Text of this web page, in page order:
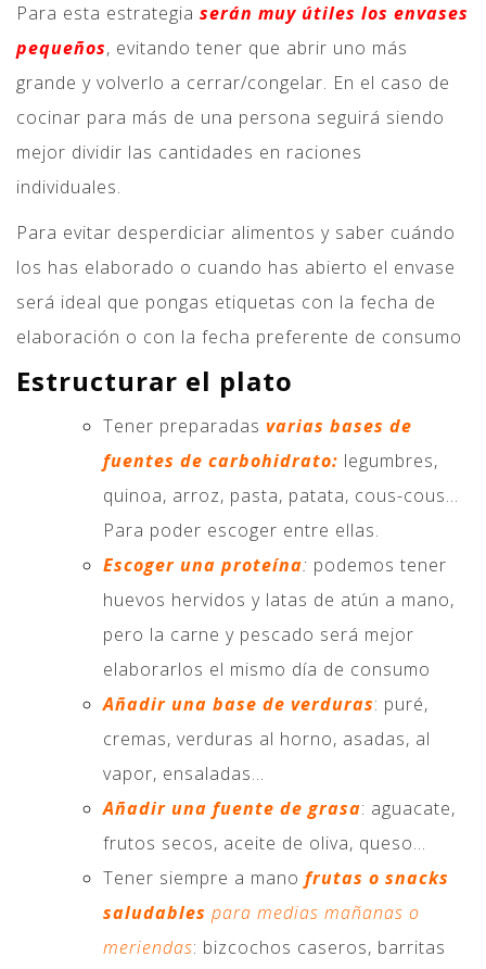
Para esta estrategia serán muy útiles los envases
pequeños, evitando tener que abrir uno más
grande y volverlo a cerrar/congelar. En el caso de
cocinar para más de una persona seguirá siendo
mejor dividir las cantidades en raciones
individuales.
Para evitar desperdiciar alimentos y saber cuándo
los has elaborado o cuando has abierto el envase
será ideal que pongas etiquetas con la fecha de
elaboración o con la fecha preferente de consumo
Estructurar el plato
Tener preparadas varias bases de
fuentes de carbohidrato: legumbres,
quinoa, arroz, pasta, patata, cous-cous…
Para poder escoger entre ellas.
Escoger una proteína: podemos tener
huevos hervidos y latas de atún a mano,
pero la carne y pescado será mejor
elaborarlos el mismo día de consumo
Añadir una base de verduras: puré,
cremas, verduras al horno, asadas, al
vapor, ensaladas…
Añadir una fuente de grasa: aguacate,
frutos secos, aceite de oliva, queso…
Tener siempre a mano frutas o snacks
saludables para medias mañanas o
meriendas: bizcochos caseros, barritas